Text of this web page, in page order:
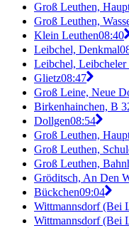
Groß Leuthen,
Groß Leuthen,
Klein Leuthen08:40
Leibchel, Denkmal
Leibchel, Leibcheler
Glietz08:47
Groß Leine, Neue
Birkenhainchen, B
Dollgen08:54
Groß Leuthen,
Groß Leuthen,
Groß Leuthen,
Gröditsch, An Den
Bückchen09:04
Wittmannsdorf (Bei
Wittmannsdorf (Bei